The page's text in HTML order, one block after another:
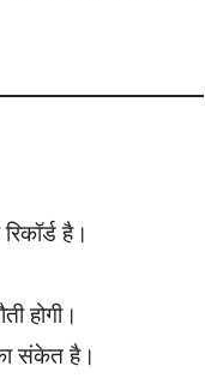
है।
होगी।
संकेत है।